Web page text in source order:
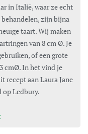
in Italië, waar ze echt
zijn bijna
taart. Wij maken
van 8 cm Ø. Je
of een grote
cmØ. In het vind je
recept aan Laura Jane
op Ledbury.